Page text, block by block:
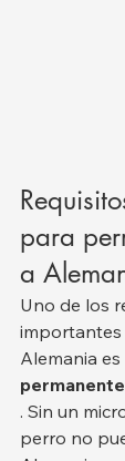
para
a
Uno de los
importantes
Alemania es
. Sin un
perro no